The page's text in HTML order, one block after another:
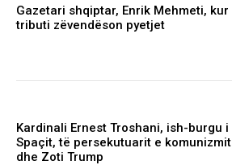
Gazetari shqiptar, Enrik Mehmeti, kur
tributi zëvendëson pyetjet
Kardinali Ernest Troshani, ish-burgu i
Spaçit, të persekutuarit e komunizmit
dhe Zoti Trump